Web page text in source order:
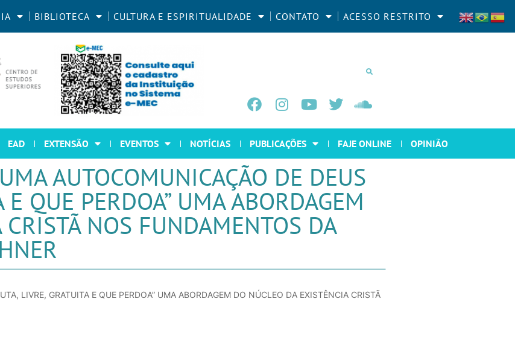
BIBLIOTECA CULTURA E ESPIRITUALIDADE CONTATO ACESSO RESTRITO
EAD EXTENSÃO EVENTOS NOTÍCIAS PUBLICAÇÕES FAJE ONLINE OPINIÃO
AUTOCOMUNICAÇÃO DE DEUS
QUE PERDOA” UMA ABORDAGEM
NOS FUNDAMENTOS DA
LIVRE, GRATUITA E QUE PERDOA” UMA ABORDAGEM DO NÚCLEO DA EXISTÊNCIA CRISTÃ